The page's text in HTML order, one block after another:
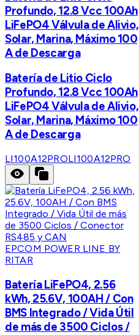
Profundo, 12.8 Vcc 100Ah
LiFePO4 Válvula de Alivio,
Solar, Marina, Máximo 100
A de Descarga
Batería de Litio Ciclo
Profundo, 12.8 Vcc 100Ah
LiFePO4 Válvula de Alivio,
Solar, Marina, Máximo 100
A de Descarga
LI100A12PROLI100A12PRO
EPCOM POWER LINE BY
RITAR
Batería LiFePO4, 2.56
kWh, 25.6V, 100AH / Con
BMS Integrado / Vida Útil
de más de 3500 Ciclos /